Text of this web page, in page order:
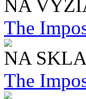
NA
The
NA
The